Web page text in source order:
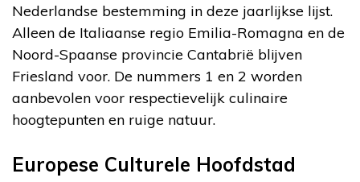
Nederlandse bestemming in deze jaarlijkse lijst.
Alleen de Italiaanse regio Emilia-Romagna en de
Noord-Spaanse provincie Cantabrië blijven
Friesland voor. De nummers 1 en 2 worden
aanbevolen voor respectievelijk culinaire
hoogtepunten en ruige natuur.
Europese Culturele Hoofdstad